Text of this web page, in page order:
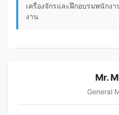
เครื่องจักรและฝึกอบรมพนักง
งาน
Mr.
General